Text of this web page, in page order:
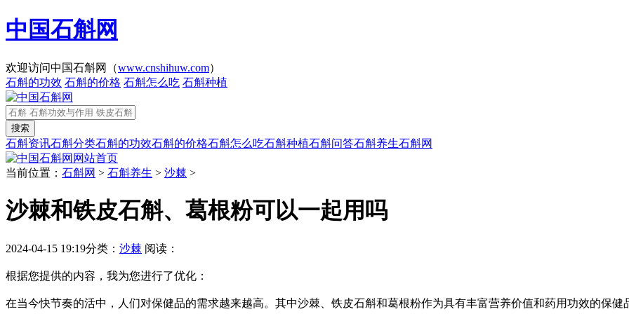
中国石斛网
欢迎访问中国石斛网（www.cnshihuw.com）
石斛的功效 石斛的价格 石斛怎么吃 石斛种植
石斛资讯石斛分类石斛的功效石斛的价格石斛怎么吃石斛种植石斛问答石斛养生石斛网
网站首页
当前位置： 石斛网 > 石斛养生 > 沙棘 >
沙棘和铁皮石斛、葛根粉可以一起用吗
2024-04-15 19:19分类： 沙棘 阅读：
根据您提供的内容，我为您进行了优化：
在当今快节奏的活中，人们对保健品的需求越来越高。其中沙棘、铁皮石斛和葛根粉作为具有丰富营养价值和药用功效的保健